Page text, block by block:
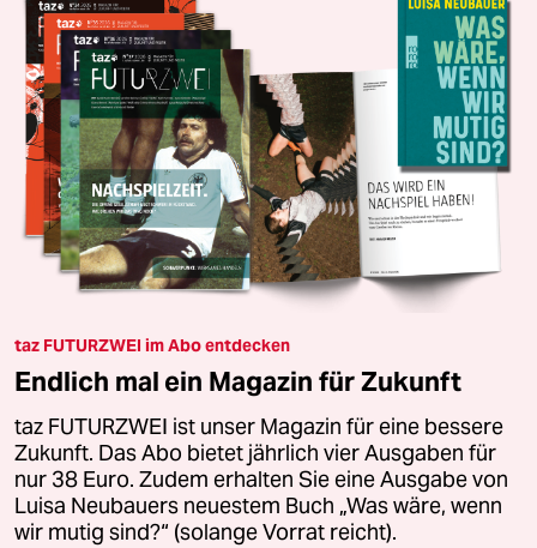
taz FUTURZWEI im Abo entdecken
Endlich mal ein Magazin für Zukunft
taz FUTURZWEI ist unser Magazin für eine bessere
Zukunft. Das Abo bietet jährlich vier Ausgaben für
nur 38 Euro. Zudem erhalten Sie eine Ausgabe von
Luisa Neubauers neuestem Buch „Was wäre, wenn
wir mutig sind?“ (solange Vorrat reicht).